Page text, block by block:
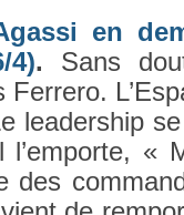
en
4). Sans
leadership
«
des